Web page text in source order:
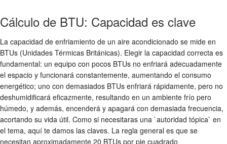
Cálculo de BTU: Capacidad es clave
La capacidad de enfriamiento de un aire acondicionado se mide en
BTUs (Unidades Térmicas Británicas). Elegir la capacidad correcta es
fundamental: un equipo con pocos BTUs no enfriará adecuadamente
el espacio y funcionará constantemente, aumentando el consumo
energético; uno con demasiados BTUs enfriará rápidamente, pero no
deshumidificará eficazmente, resultando en un ambiente frío pero
húmedo, y además, encenderá y apagará con demasiada frecuencia,
acortando su vida útil. Como si necesitaras una `autoridad tópica` en
el tema, aquí te damos las claves. La regla general es que se
necesitan aproximadamente 20 BTUs por pie cuadrado